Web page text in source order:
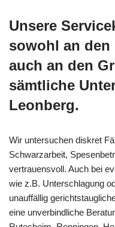
Unsere
sowohl an den
auch an den
sämtliche
Leonberg.
Wir untersuchen diskret
Schwarzarbeit,
vertrauensvoll. Auch bei
wie z.B. Unterschlagung
unauffällig
eine unverbindliche